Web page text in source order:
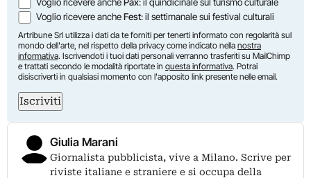
Voglio ricevere ancheFest: il settimanale sui festival culturali
Artribune Srl utilizza i dati da te forniti per tenerti informato con regolarità sul
mondo dell'arte, nel rispetto della privacy come indicato nella nostra
informativa. Iscrivendoti i tuoi dati personali verranno trasferiti su MailChimp
e trattati secondo le modalità riportate in questa informativa. Potrai
disiscriverti in qualsiasi momento con l'apposito link presente nelle email.
Iscriviti
Giulia Marani
Giornalista pubblicista, vive a Milano. Scrive per
riviste italiane e straniere e si occupa della